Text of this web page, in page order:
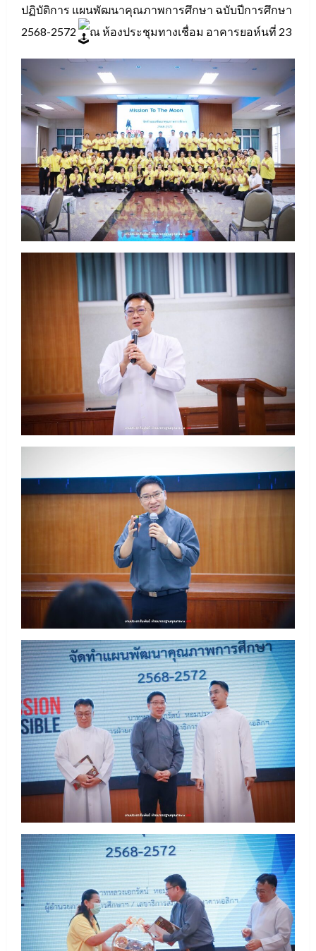
ปฏิบัติการ แผนพัฒนาคุณภาพการศึกษา ฉบับปีการศึกษา
2568-2572
ณ ห้องประชุมทางเชื่อม อาคารยอห์นที่ 23